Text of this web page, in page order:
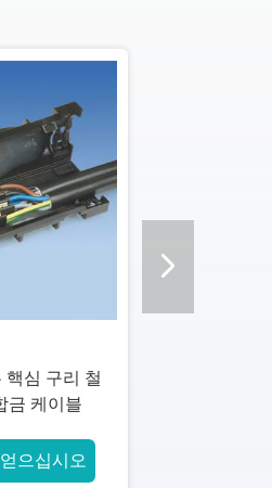
식으로 만들어진 분
넣어진 낮은 연기 할
가격을 얻으십시오